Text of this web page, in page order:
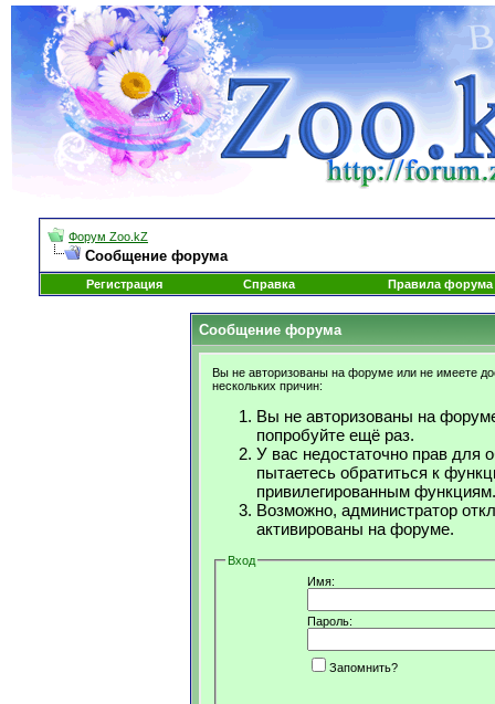
Форум Zoo.kZ
Сообщение форума
Регистрация Справка Правила форума
Сообщение форума
Вы не авторизованы на форуме или не имеете
нескольких причин:
Вы не авторизованы на
попробуйте ещё раз.
У вас недостаточно прав для
пытаетесь обратиться к
привилегированным функциям.
Возможно, администратор
активированы на форуме.
Вход
Имя:
Пароль:
Запомнить?